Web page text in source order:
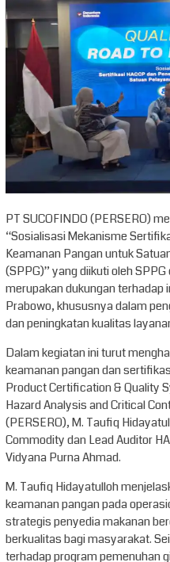
PT SUCOFINDO (PERSERO)
“Sosialisasi Mekanisme
Keamanan Pangan untuk
(SPPG)” yang diikuti oleh
merupakan dukungan
Prabowo, khususnya dalam
dan peningkatan kualitas
Dalam kegiatan ini turut
keamanan pangan dan
Product Certification & Quality
Hazard Analysis and Critical
(PERSERO), M. Taufiq
Commodity dan Lead Auditor
Vidyana Purna Ahmad.
M. Taufiq Hidayatulloh
keamanan pangan pada
strategis penyedia makanan
berkualitas bagi masyarakat.
terhadap program pemenuhan